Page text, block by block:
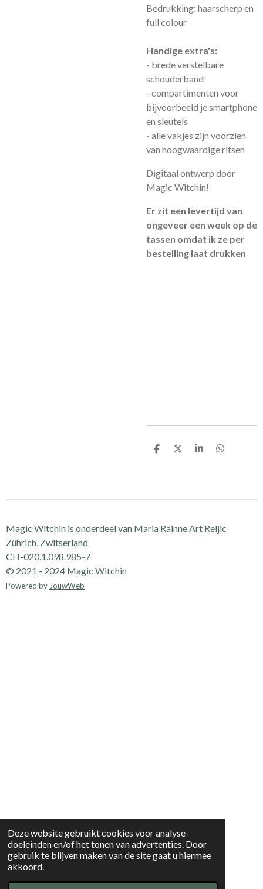
Deze website gebruikt cookies voor analyse-
doeleinden en/of het tonen van advertenties. Door
gebruik te blijven maken van de site gaat u hiermee
akkoord.
Bedrukking: haarscherp en
full colour
Handige extra's:
- brede verstelbare
schouderband
- compartimenten voor
bijvoorbeeld je smartphone
en sleutels
- alle vakjes zijn voorzien
van hoogwaardige ritsen
Digitaal ontwerp door
Magic Witchin!
Er zit een levertijd van
ongeveer een week op de
tassen omdat ik ze per
bestelling laat drukken
D
D
S
D
Magic Witchin is onderdeel van Maria Rainne Art Reljic
Zührich, Zwitserland
CH-020.1.098.985-7
© 2021 - 2024 Magic Witchin
Powered by JouwWeb